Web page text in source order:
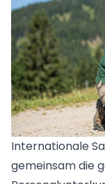
Internationale
gemeinsam die